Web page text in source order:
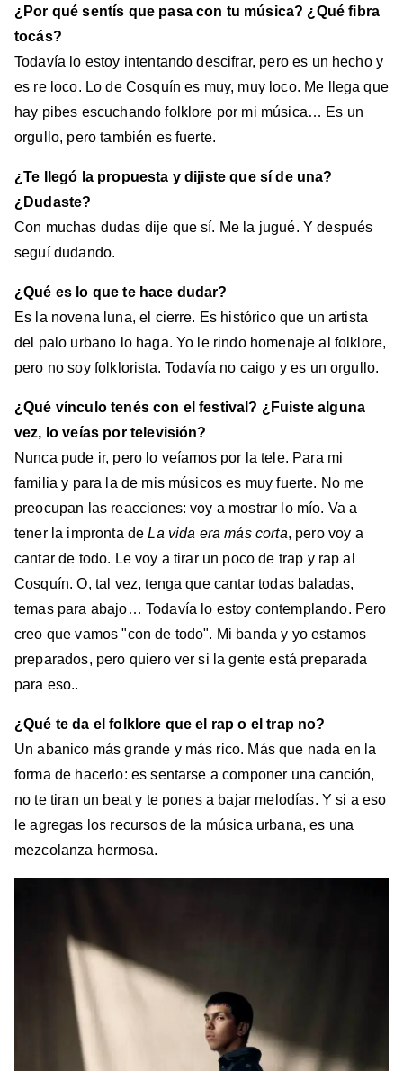
¿Por qué sentís que pasa con tu música? ¿Qué fibra
tocás?
Todavía lo estoy intentando descifrar, pero es un hecho y
es re loco. Lo de Cosquín es muy, muy loco. Me llega que
hay pibes escuchando folklore por mi música… Es un
orgullo, pero también es fuerte.
¿Te llegó la propuesta y dijiste que sí de una?
¿Dudaste?
Con muchas dudas dije que sí. Me la jugué. Y después
seguí dudando.
¿Qué es lo que te hace dudar?
Es la novena luna, el cierre. Es histórico que un artista
del palo urbano lo haga. Yo le rindo homenaje al folklore,
pero no soy folklorista. Todavía no caigo y es un orgullo.
¿Qué vínculo tenés con el festival? ¿Fuiste alguna
vez, lo veías por televisión?
Nunca pude ir, pero lo veíamos por la tele. Para mi
familia y para la de mis músicos es muy fuerte. No me
preocupan las reacciones: voy a mostrar lo mío. Va a
tener la impronta deLa vida era más corta, pero voy a
cantar de todo. Le voy a tirar un poco de trap y rap al
Cosquín. O, tal vez, tenga que cantar todas baladas,
temas para abajo… Todavía lo estoy contemplando. Pero
creo que vamos "con de todo". Mi banda y yo estamos
preparados, pero quiero ver si la gente está preparada
para eso..
¿Qué te da el folklore que el rap o el trap no?
Un abanico más grande y más rico. Más que nada en la
forma de hacerlo: es sentarse a componer una canción,
no te tiran un beat y te pones a bajar melodías. Y si a eso
le agregas los recursos de la música urbana, es una
mezcolanza hermosa.